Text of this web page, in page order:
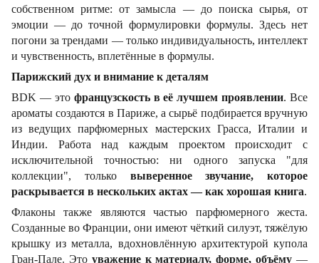
собственном ритме: от замысла — до поиска сырья, от
эмоции — до точной формулировки формулы. Здесь нет
погони за трендами — только индивидуальность, интеллект
и чувственность, вплетённые в формулы.
Парижский дух и внимание к деталям
BDK — это французскость в её лучшем проявлении. Все
ароматы создаются в Париже, а сырьё подбирается вручную
из ведущих парфюмерных мастерских Грасса, Италии и
Индии. Работа над каждым проектом происходит с
исключительной точностью: ни одного запуска "для
коллекции", только выверенное звучание, которое
раскрывается в нескольких актах — как хорошая книга.
Флаконы также являются частью парфюмерного жеста.
Созданные во Франции, они имеют чёткий силуэт, тяжёлую
крышку из металла, вдохновлённую архитектурой купола
Гран-Пале. Это уважение к материалу, форме, объёму —